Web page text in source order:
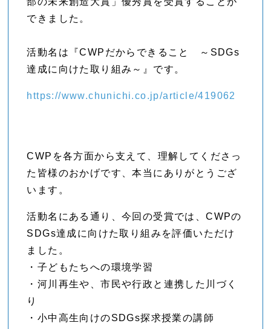
できました。
活動名は『CWPだからできること ～SDGs
達成に向けた取り組み～』です。
https://www.chunichi.co.jp/article/419062
CWPを各方面から支えて、理解してくださっ
た皆様のおかげです、本当にありがとうござ
います。
活動名にある通り、今回の受賞では、CWPの
SDGs達成に向けた取り組みを評価いただけ
ました。
・子どもたちへの環境学習
・河川再生や、市民や行政と連携した川づく
り
・小中高生向けのSDGs探求授業の講師